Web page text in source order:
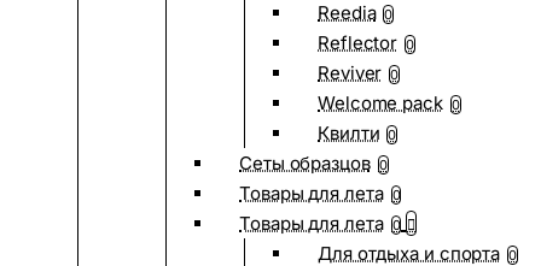
Reedia 0
Reflector 0
Reviver 0
Welcome pack 0
Квилти 0
Сеты образцов 0
Товары для лета 0
Товары для лета 0
Для отдыха и спорта 0